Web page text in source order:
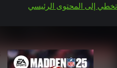
تخطي إلى المحتوى الرئيسي